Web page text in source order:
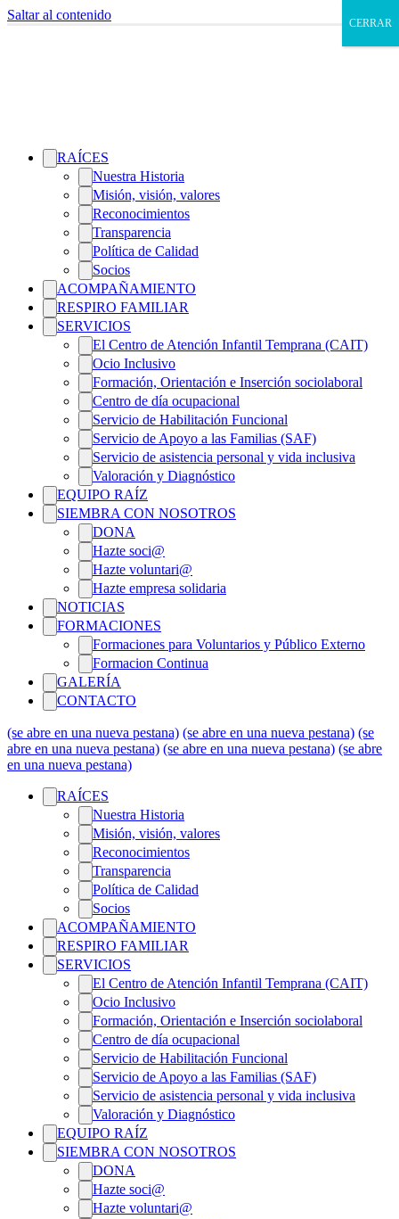
Saltar al contenido
RAÍCES
Nuestra Historia
Misión, visión, valores
Reconocimientos
Transparencia
Política de Calidad
Socios
ACOMPAÑAMIENTO
RESPIRO FAMILIAR
SERVICIOS
El Centro de Atención Infantil Temprana (CAIT)
Ocio Inclusivo
Formación, Orientación e Inserción sociolaboral
Centro de día ocupacional
Servicio de Habilitación Funcional
Servicio de Apoyo a las Familias (SAF)
Servicio de asistencia personal y vida inclusiva
Valoración y Diagnóstico
EQUIPO RAÍZ
SIEMBRA CON NOSOTROS
DONA
Hazte soci@
Hazte voluntari@
Hazte empresa solidaria
NOTICIAS
FORMACIONES
Formaciones para Voluntarios y Público Externo
Formacion Continua
GALERÍA
CONTACTO
(se abre en una nueva pestana) (se abre en una nueva pestana) (se
abre en una nueva pestana) (se abre en una nueva pestana) (se abre
en una nueva pestana)
RAÍCES
Nuestra Historia
Misión, visión, valores
Reconocimientos
Transparencia
Política de Calidad
Socios
ACOMPAÑAMIENTO
RESPIRO FAMILIAR
SERVICIOS
El Centro de Atención Infantil Temprana (CAIT)
Ocio Inclusivo
Formación, Orientación e Inserción sociolaboral
Centro de día ocupacional
Servicio de Habilitación Funcional
Servicio de Apoyo a las Familias (SAF)
Servicio de asistencia personal y vida inclusiva
Valoración y Diagnóstico
EQUIPO RAÍZ
SIEMBRA CON NOSOTROS
DONA
Hazte soci@
Hazte voluntari@
CERRAR